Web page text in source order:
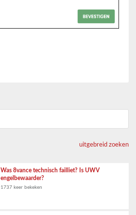
uitgebreid zoeken
Was 8vance technisch failliet? Is UWV
engelbewaarder?
1737 keer bekeken